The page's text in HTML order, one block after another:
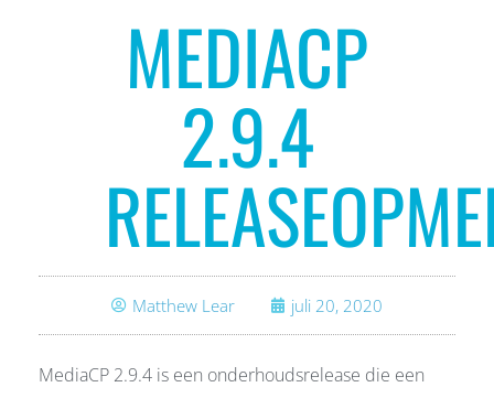
MEDIACP
2.9.4
Matthew Lear juli 20, 2020
MediaCP 2.9.4 is een onderhoudsrelease die een